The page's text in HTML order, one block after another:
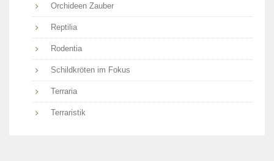
Orchideen Zauber
Reptilia
Rodentia
Schildkröten im Fokus
Terraria
Terraristik